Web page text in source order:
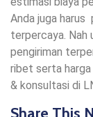
Anda juga harus
terpercaya. Nah
pengiriman
ribet serta harga
& konsultasi di
Share This